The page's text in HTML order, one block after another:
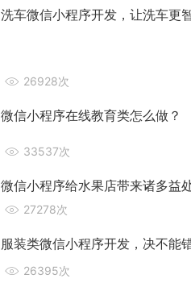
洗车微信小程序开发，让洗车更
26928次
微信小程序在线教育类怎么做？
33537次
微信小程序给水果店带来诸多益
27278次
服装类微信小程序开发，决不能
26395次